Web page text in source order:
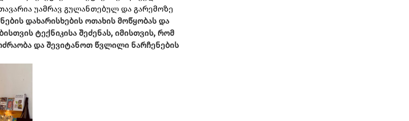
უამრავ გულანთებულ და გარემოზე
დახარისხების ოთახის მოწყობას და
ტექნიკისა შეძენას, იმისთვის, რომ
და შევიტანოთ წვლილი ნარჩენების